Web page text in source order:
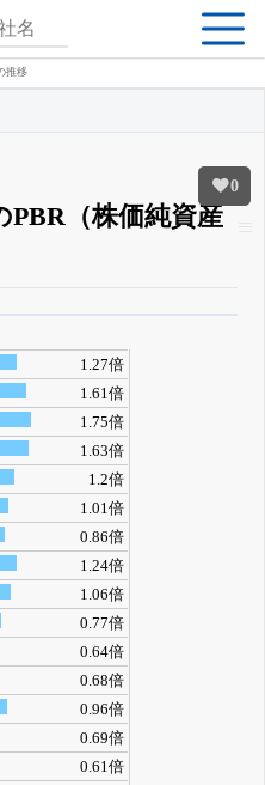
推移
0
PBR（株価純資産
じめる
版の先行利用も付きます
1.27倍
1.61倍
1.75倍
1.63倍
1.2倍
1.01倍
0.86倍
1.24倍
1.06倍
0.77倍
0.64倍
0.68倍
0.96倍
0.69倍
0.61倍